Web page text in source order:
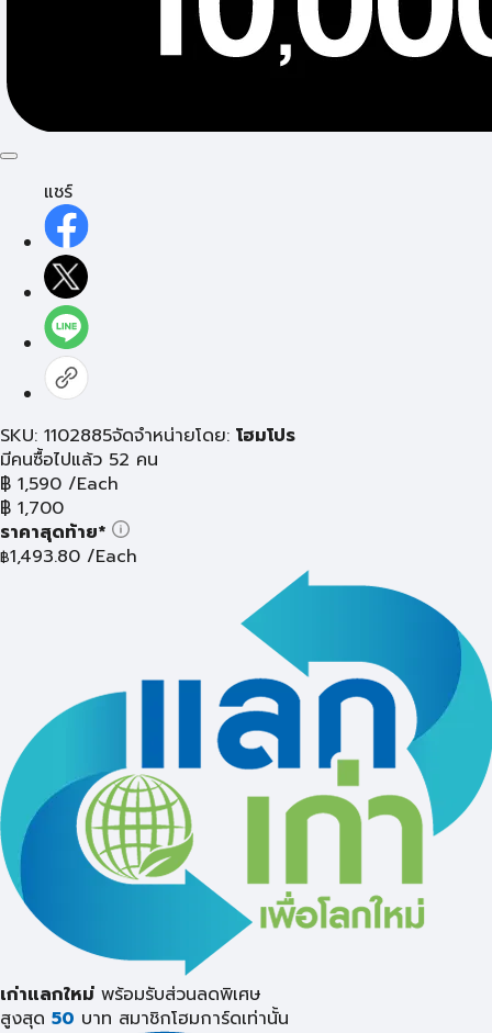
แชร์
SKU: 1102885จัดจำหน่ายโดย: โฮมโปร
มีคนซื้อไปแล้ว 52 คน
฿ 1,590 /Each
฿ 1,700
ราคาสุดท้าย*
฿1,493.80 /Each
เก่าแลกใหม่ พร้อมรับส่วนลดพิเศษ
สูงสุด 50 บาท สมาชิกโฮมการ์ดเท่านั้น